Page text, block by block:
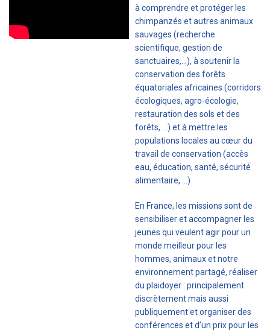
à comprendre et protéger les
chimpanzés et autres animaux
sauvages (recherche
scientifique, gestion de
sanctuaires,…), à soutenir la
conservation des forêts
équatoriales africaines (corridors
écologiques, agro-écologie,
restauration des sols et des
forêts, …) et à mettre les
populations locales au cœur du
travail de conservation (accès
eau, éducation, santé, sécurité
alimentaire, …)
En France, les missions sont de
sensibiliser et accompagner les
jeunes qui veulent agir pour un
monde meilleur pour les
hommes, animaux et notre
environnement partagé, réaliser
du plaidoyer : principalement
discrètement mais aussi
publiquement et organiser des
conférences et d’un prix pour les